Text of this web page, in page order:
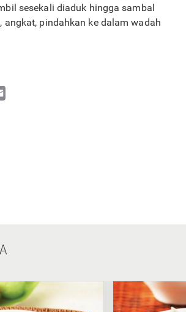
sesekali diaduk hingga sambal
angkat, pindahkan ke dalam wadah